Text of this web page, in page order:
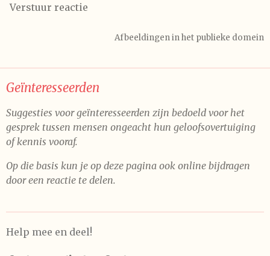
Verstuur reactie
Afbeeldingen in het publieke domein
Geïnteresseerden
Suggesties voor geïnteresseerden zijn bedoeld voor het
gesprek tussen mensen ongeacht hun geloofsovertuiging
of kennis vooraf.
Op die basis kun je op deze pagina ook online bijdragen
door een reactie te delen.
Help mee en deel!